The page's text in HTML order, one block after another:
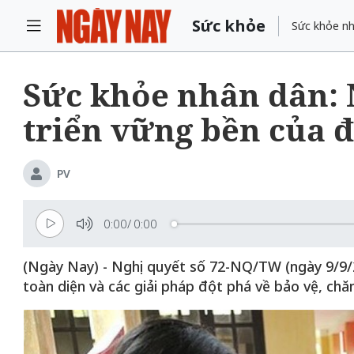
Sức khỏe Sức khỏe
Sức khỏe nhân dân:
triển vững bền của
PV
0:00/ 0:00
(Ngày Nay) - Nghị quyết số 72-NQ/TW (ngày 9/
toàn diện và các giải pháp đột phá về bảo vệ,